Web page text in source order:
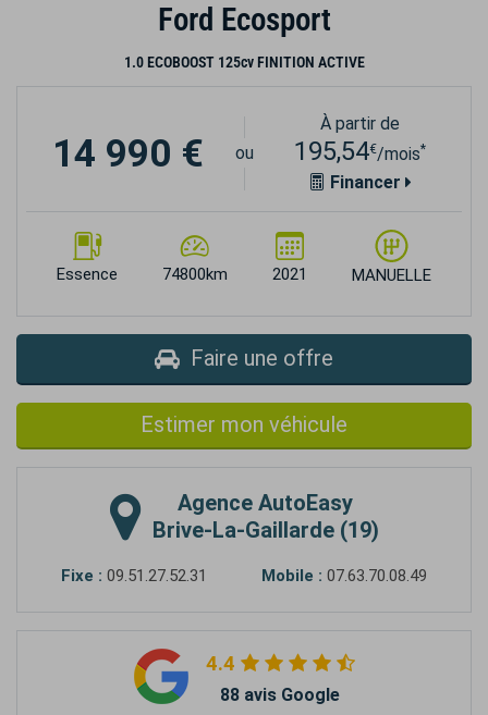
Ford Ecosport
1.0 ECOBOOST 125cv FINITION ACTIVE
Essence 74800km 2021 MANUELLE
14 990 € ou
À partir de
195,54€/mois*
Financer
Faire une offre
Estimer mon véhicule
Agence AutoEasy
Brive-La-Gaillarde (19)
Fixe : 09.51.27.52.31 Mobile : 07.63.70.08.49
4.4
88 avis Google